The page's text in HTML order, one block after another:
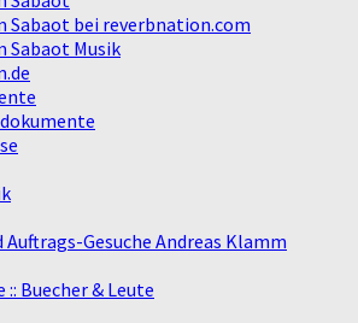
Sabaot bei reverbnation.com
Sabaot Musik
Auftrags-Gesuche Andreas Klamm
:: Buecher & Leute